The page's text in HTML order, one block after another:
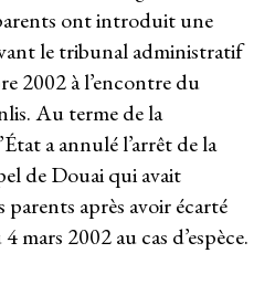
ont introduit une
le tribunal administratif
2002 à l’encontre du
Au terme de la
a annulé l’arrêt de la
de Douai qui avait
parents après avoir écarté
mars 2002 au cas d’espèce.